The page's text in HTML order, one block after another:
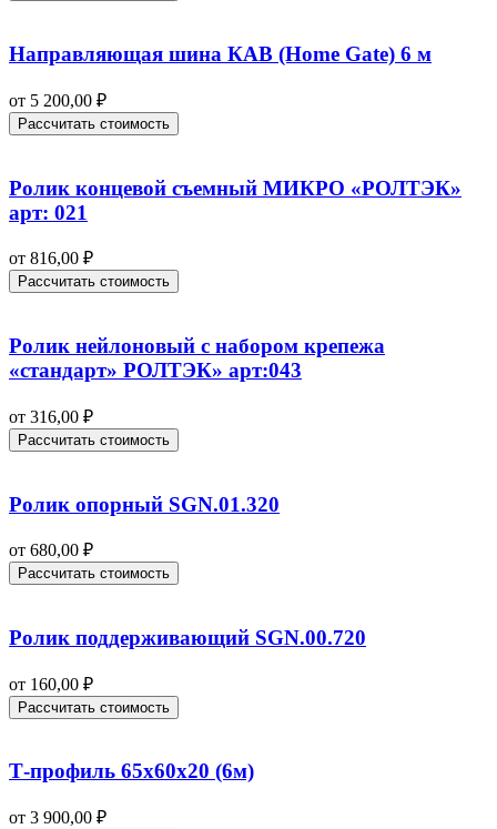
Направляющая шина КАВ (Home Gate) 6 м
от 5 200,00 ₽
Рассчитать стоимость
Ролик концевой съемный МИКРО «РОЛТЭК»
арт: 021
от 816,00 ₽
Рассчитать стоимость
Ролик нейлоновый с набором крепежа
«стандарт» РОЛТЭК» арт:043
от 316,00 ₽
Рассчитать стоимость
Ролик опорный SGN.01.320
от 680,00 ₽
Рассчитать стоимость
Ролик поддерживающий SGN.00.720
от 160,00 ₽
Рассчитать стоимость
Т-профиль 65х60х20 (6м)
от 3 900,00 ₽